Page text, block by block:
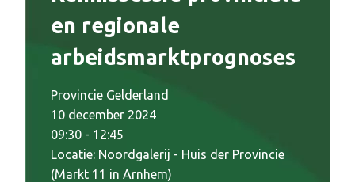
en regionale
arbeidsmarktprognoses
Provincie Gelderland
10 december 2024
09:30 - 12:45
Locatie: Noordgalerij - Huis der Provincie
(Markt 11 in Arnhem)